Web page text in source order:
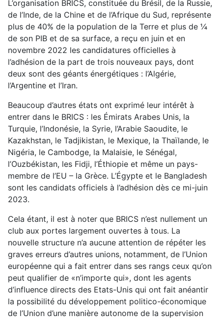
L’organisation BRICS, constituée du Brésil, de la Russie,
de l’Inde, de la Chine et de l’Afrique du Sud, représente
plus de 40% de la population de la Terre et plus de ¼
de son PIB et de sa surface, a reçu en juin et en
novembre 2022 les candidatures officielles à
l’adhésion de la part de trois nouveaux pays, dont
deux sont des géants énergétiques : l’Algérie,
l’Argentine et l’Iran.
Beaucoup d’autres états ont exprimé leur intérêt à
entrer dans le BRICS : les Émirats Arabes Unis, la
Turquie, l’Indonésie, la Syrie, l’Arabie Saoudite, le
Kazakhstan, le Tadjikistan, le Mexique, la Thaïlande, le
Nigéria, le Cambodge, la Malaisie, le Sénégal,
l’Ouzbékistan, les Fidji, l’Éthiopie et même un pays-
membre de l’EU – la Grèce. L’Égypte et le Bangladesh
sont les candidats officiels à l’adhésion dès ce mi-juin
2023.
Cela étant, il est à noter que BRICS n’est nullement un
club aux portes largement ouvertes à tous. La
nouvelle structure n’a aucune attention de répéter les
graves erreurs d’autres unions, notamment, de l’Union
européenne qui a fait entrer dans ses rangs ceux qu’on
peut qualifier de «n’importe qui», dont les agents
d’influence directs des Etats-Unis qui ont fait anéantir
la possibilité du développement politico-économique
de l’Union d’une manière autonome de la supervision